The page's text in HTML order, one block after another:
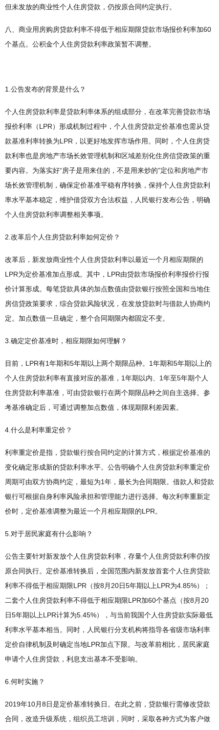
但未发放的商业性个人住房贷款，仍按原合同约定执行。
八、商业用房购房贷款利率不得低于相应期限贷款市场报价利率加60
个基点。公积金个人住房贷款利率政策暂不调整。
1.公告发布的背景是什么？
个人住房贷款利率是贷款利率体系的组成部分，在改革完善贷款市场
报价利率（LPR）形成机制过程中，个人住房贷款定价基准也需从贷
款基准利率转换为LPR，以更好地发挥市场作用。同时，个人住房贷
款利率也是房地产市场长效管理机制和区域差别化住房信贷政策的重
要内容。为落实好“房子是用来住的，不是用来炒的”定位和房地产市
场长效管理机制，确保定价基准平稳有序转换，保持个人住房贷款利
率水平基本稳定，维护借贷双方合法权益，人民银行发布公告，明确
个人住房贷款利率调整相关事项。
2.改革后个人住房贷款利率如何定价？
改革后，新发放商业性个人住房贷款利率以最近一个月相应期限的
LPR为定价基准加点形成。其中，LPR由贷款市场报价利率报价行报
价计算形成。每笔贷款具体的加点数值由贷款银行按照全国和当地住
房信贷政策要求，综合贷款风险状况，在发放贷款时与借款人协商约
定。加点数值一旦确定，整个合同期限内都固定不变。
3.确定定价基准时，相应期限如何理解？
目前，LPR有1年期和5年期以上两个期限品种。1年期和5年期以上的
个人住房贷款利率有直接对应的基准，1年期以内、1年至5年期个人
住房贷款利率基准，可由贷款银行在两个期限品种之间自主选择。参
考基准确定后，可通过调整加点数值，体现期限利差因素。
4.什么是利率重定价？
利率重定价是指，贷款银行按合同约定的计算方式，根据定价基准的
变化确定形成新的贷款利率水平。公告明确个人住房贷款利率重定价
周期可由双方协商约定，最短为1年，最长为合同期限。借款人和贷款
银行可根据自身利率风险承担和管理能力进行选择。每次利率重新定
价时，定价基准调整为最近一个月相应期限的LPR。
5.对于居民家庭有什么影响？
公告主要针对新发放个人住房贷款利率，存量个人住房贷款利率仍按
原合同执行。定价基准转换后，全国范围内新发放首套个人住房贷款
利率不得低于相应期限LPR（按8月20日5年期以上LPR为4.85%）；
二套个人住房贷款利率不得低于相应期限LPR加60个基点（按8月20
日5年期以上LPR计算为5.45%），与当前我国个人住房贷款实际最低
利率水平基本相当。同时，人民银行分支机构将指导各省级市场利率
定价自律机制及时确定当地LPR加点下限。与改革前相比，居民家庭
申请个人住房贷款，利息支出基本不受影响。
6.何时实施？
2019年10月8日是定价基准转换日。在此之前，贷款银行需修改贷款
合同，改造升级系统，组织员工培训，同时，采取各种方式为客户做